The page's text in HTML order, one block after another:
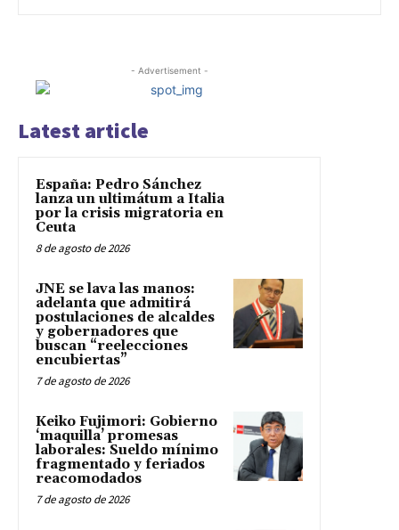
- Advertisement -
Latest article
España: Pedro Sánchez
lanza un ultimátum a Italia
por la crisis migratoria en
Ceuta
8 de agosto de 2026
JNE se lava las manos:
adelanta que admitirá
postulaciones de alcaldes
y gobernadores que
buscan “reelecciones
encubiertas”
7 de agosto de 2026
Keiko Fujimori: Gobierno
‘maquilla’ promesas
laborales: Sueldo mínimo
fragmentado y feriados
reacomodados
7 de agosto de 2026